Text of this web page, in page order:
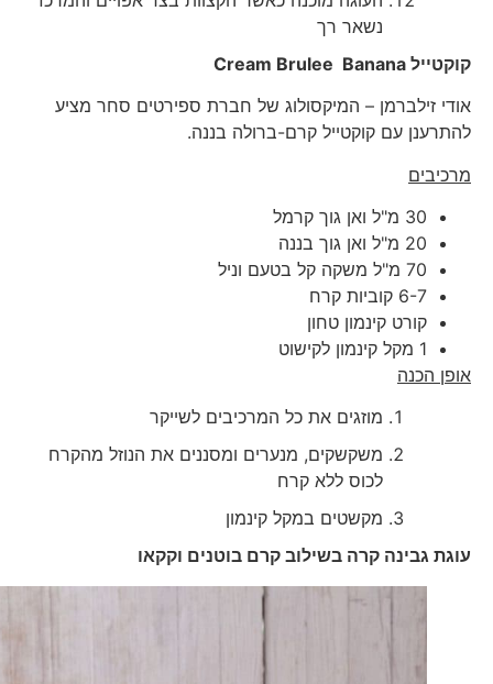
נשאר רך
קוקטיילCream Brulee Banana
אודי זילברמן – המיקסולוג של חברת ספירטים סחר מציע
להתרענן עם קוקטייל קרם-ברולה בננה.
מרכיבים
30 מ"ל ואן גוך קרמל
20 מ"ל ואן גוך בננה
70 מ"ל משקה קל בטעם וניל
6-7 קוביות קרח
קורט קינמון טחון
1 מקל קינמון לקישוט
אופן הכנה
מוזגים את כל המרכיבים לשייקר
משקשקים, מנערים ומסננים את הנוזל מהקרח
לכוס ללא קרח
מקשטים במקל קינמון
עוגת גבינה קרה בשילוב קרם בוטנים וקקאו